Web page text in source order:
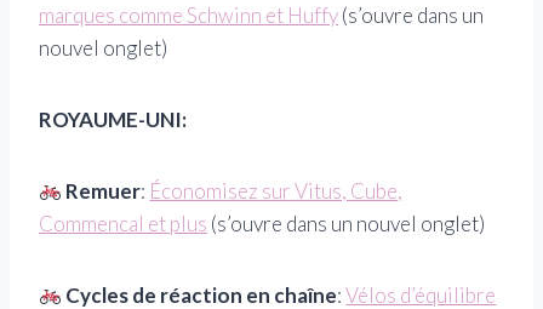
marques comme Schwinn et Huffy(s’ouvre dans un
nouvel onglet)
ROYAUME-UNI:
Remuer: Économisez sur Vitus, Cube,
Commencal et plus (s’ouvre dans un nouvel onglet)
Cycles de réaction en chaîne:Vélos d’équilibre